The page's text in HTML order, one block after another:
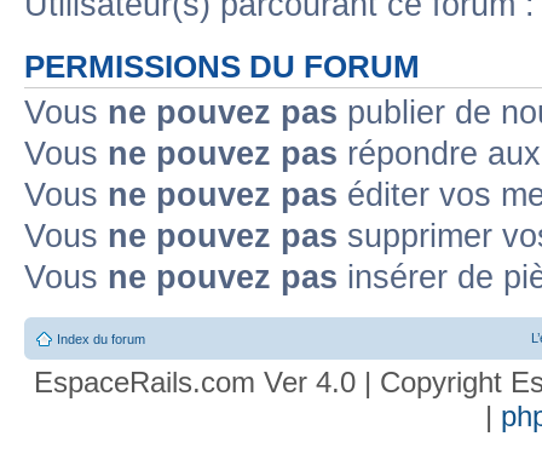
PERMISSIONS DU FORUM
Vous ne pouvez pas publier de
Vous ne pouvez pas répondre
Vous ne pouvez pas éditer vos
Vous ne pouvez pas supprimer
Vous ne pouvez pas insérer de
Index du forum
EspaceRails.com Ver 4.0 | Copyright
|